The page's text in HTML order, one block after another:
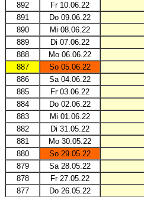
892
Fr 10.06.22
891
Do 09.06.22
890
Mi 08.06.22
889
Di 07.06.22
888
Mo 06.06.22
887
So 05.06.22
886
Sa 04.06.22
885
Fr 03.06.22
884
Do 02.06.22
883
Mi 01.06.22
882
Di 31.05.22
881
Mo 30.05.22
880
So 29.05.22
879
Sa 28.05.22
878
Fr 27.05.22
877
Do 26.05.22